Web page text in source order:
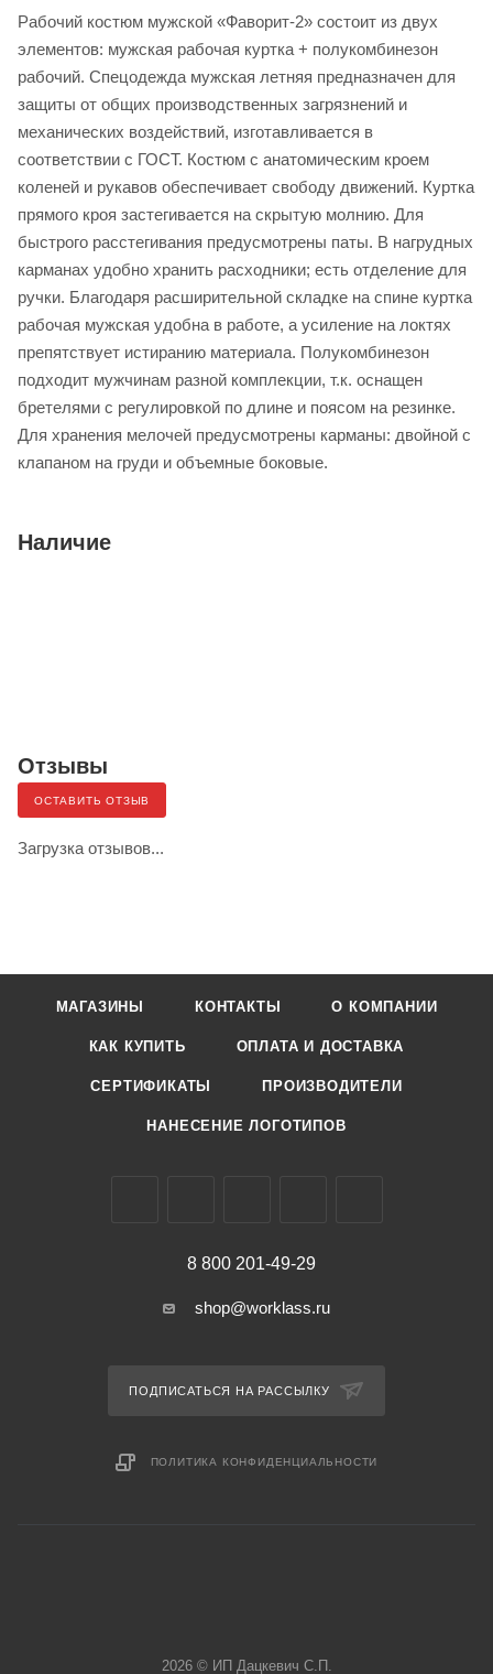
Рабочий костюм мужской «Фаворит-2» состоит из двух
элементов: мужская рабочая куртка + полукомбинезон
рабочий. Спецодежда мужская летняя предназначен для
защиты от общих производственных загрязнений и
механических воздействий, изготавливается в
соответствии с ГОСТ. Костюм с анатомическим кроем
коленей и рукавов обеспечивает свободу движений. Куртка
прямого кроя застегивается на скрытую молнию. Для
быстрого расстегивания предусмотрены паты. В нагрудных
карманах удобно хранить расходники; есть отделение для
ручки. Благодаря расширительной складке на спине куртка
рабочая мужская удобна в работе, а усиление на локтях
препятствует истиранию материала. Полукомбинезон
подходит мужчинам разной комплекции, т.к. оснащен
бретелями с регулировкой по длине и поясом на резинке.
Для хранения мелочей предусмотрены карманы: двойной с
клапаном на груди и объемные боковые.
Наличие
Отзывы
ОСТАВИТЬ ОТЗЫВ
Загрузка отзывов...
МАГАЗИНЫ КОНТАКТЫ О КОМПАНИИ
КАК КУПИТЬ ОПЛАТА И ДОСТАВКА
СЕРТИФИКАТЫ ПРОИЗВОДИТЕЛИ
НАНЕСЕНИЕ ЛОГОТИПОВ
8 800 201-49-29
shop@worklass.ru
ПОДПИСАТЬСЯ НА РАССЫЛКУ
ПОЛИТИКА КОНФИДЕНЦИАЛЬНОСТИ
2026 © ИП Дацкевич С.П.